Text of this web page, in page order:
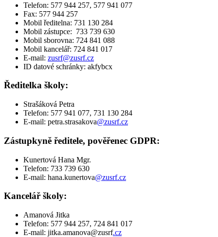
Telefon: 577 944 257, 577 941 077
Fax: 577 944 257
Mobil ředitelna: 731 130 284
Mobil zástupce: 733 739 630
Mobil sborovna: 724 841 088
Mobil kancelář: 724 841 017
E-mail: zusrf@zusrf.cz
ID datové schránky: akfybcx
Ředitelka školy:
Strašáková Petra
Telefon: 577 941 077, 731 130 284
E-mail: petra.strasakova@zusrf.cz
Zástupkyně ředitele, pověřenec GDPR:
Kunertová Hana Mgr.
Telefon: 733 739 630
E-mail: hana.kunertova@zusrf.cz
Kancelář školy:
Amanová Jitka
Telefon: 577 944 257, 724 841 017
E-mail: jitka.amanova@zusrf.cz